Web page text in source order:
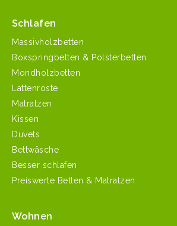
Schlafen
Massivholzbetten
Boxspringbetten & Polsterbetten
Mondholzbetten
Lattenroste
Matratzen
Kissen
Duvets
Bettwäsche
Besser schlafen
Preiswerte Betten & Matratzen
Wohnen